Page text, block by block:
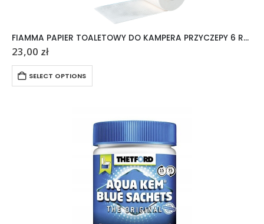
FIAMMA PAPIER TOALETOWY DO KAMPERA PRZYCZEPY 6 ROLEK
23,00 zł
SELECT OPTIONS